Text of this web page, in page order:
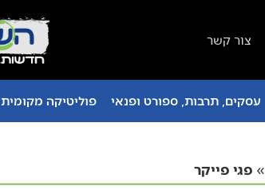
צור קשר
עסקים, תרבות, ספורט ופנאי פוליטיקה מקומית
» פגי פייקר